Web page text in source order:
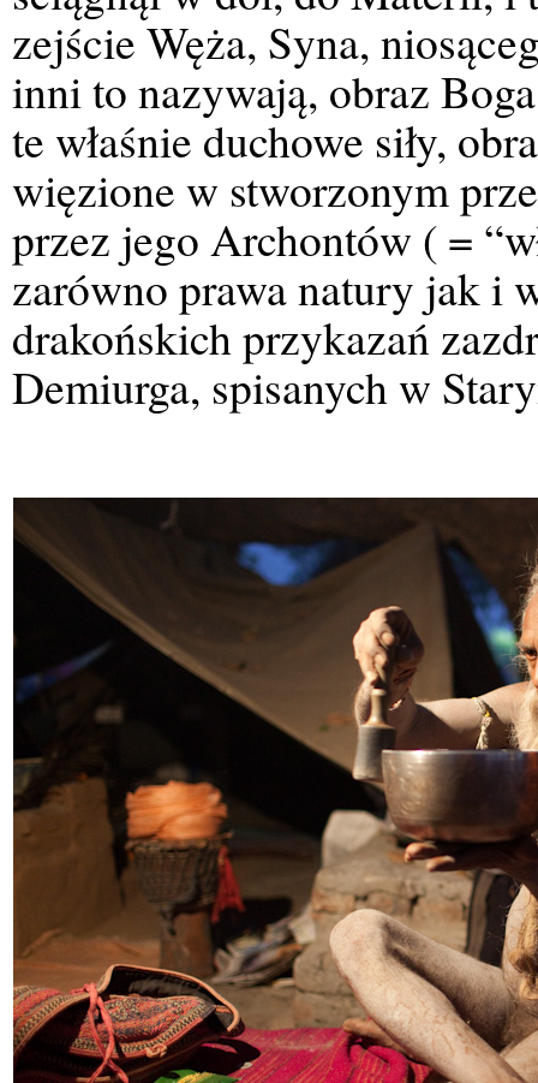
zejście Węża, Syna,
inni to nazywają, obraz
te właśnie duchowe siły,
więzione w stworzonym
przez jego Archontów ( =
zarówno prawa natury jak i
drakońskich przykazań
Demiurga, spisanych w